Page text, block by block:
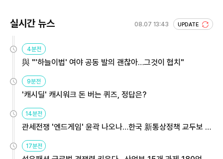
실시간 뉴스 08.07 13:43 UPDATE
4분전
與 "'하늘이법' 여야 공동 발의 괜찮아…그것이 협치"
9분전
'캐시딜' 캐시워크 돈 버는 퀴즈, 정답은?
14분전
관세전쟁 '엔드게임' 윤곽 나오나…한국 新통상정책 교두보 활
용해야
17분전